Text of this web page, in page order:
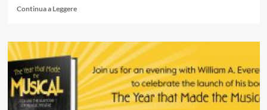
/
Rumori
Mediterranei
Continua a LeggereLeggi
su
«L’amore
supremo»
di
Remo
Brandoni.